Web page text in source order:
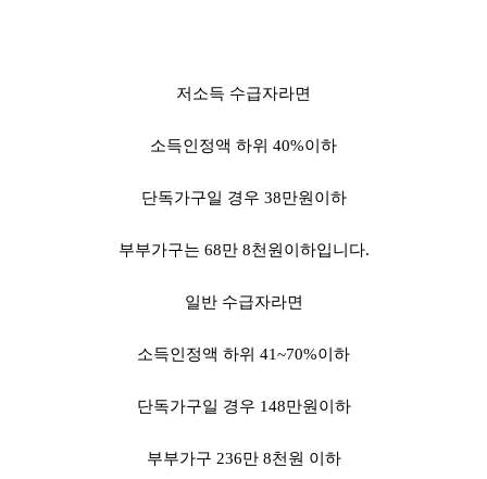
저소득 수급자라면
소득인정액 하위 40%이하
단독가구일 경우 38만원이하
부부가구는 68만 8천원이하입니다.
일반 수급자라면
소득인정액 하위 41~70%이하
단독가구일 경우 148만원이하
부부가구 236만 8천원 이하